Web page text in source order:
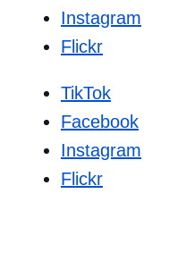
Instagram
Flickr
TikTok
Facebook
Instagram
Flickr